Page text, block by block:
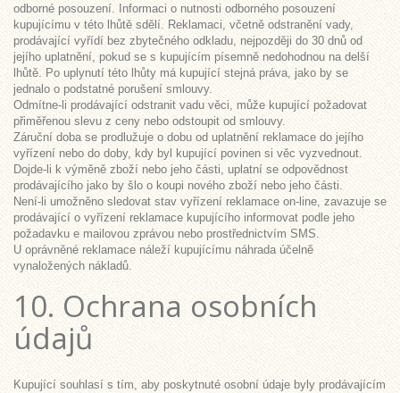
odborné posouzení. Informaci o nutnosti odborného posouzení
kupujícímu v této lhůtě sdělí. Reklamaci, včetně odstranění vady,
prodávající vyřídí bez zbytečného odkladu, nejpozději do 30 dnů od
jejího uplatnění, pokud se s kupujícím písemně nedohodnou na delší
lhůtě. Po uplynutí této lhůty má kupující stejná práva, jako by se
jednalo o podstatné porušení smlouvy.
Odmítne-li prodávající odstranit vadu věci, může kupující požadovat
přiměřenou slevu z ceny nebo odstoupit od smlouvy.
Záruční doba se prodlužuje o dobu od uplatnění reklamace do jejího
vyřízení nebo do doby, kdy byl kupující povinen si věc vyzvednout.
Dojde-li k výměně zboží nebo jeho části, uplatní se odpovědnost
prodávajícího jako by šlo o koupi nového zboží nebo jeho části.
Není-li umožněno sledovat stav vyřízení reklamace on-line, zavazuje se
prodávající o vyřízení reklamace kupujícího informovat podle jeho
požadavku e mailovou zprávou nebo prostřednictvím SMS.
U oprávněné reklamace náleží kupujícímu náhrada účelně
vynaložených nákladů.
10. Ochrana osobních
údajů
Kupující souhlasí s tím, aby poskytnuté osobní údaje byly prodávajícím